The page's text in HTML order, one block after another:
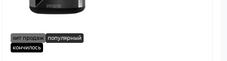
хит продаж
популярный
кончилось